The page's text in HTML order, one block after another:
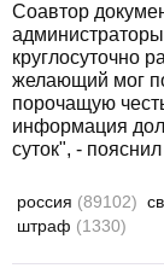
Соавтор
круглосуточно
желающий мог
порочащую
информация
суток", - пояснил
россия (89102)
штраф (1330)